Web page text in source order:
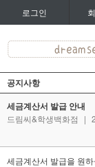
로그인
공지사항
세금계산서 발급 안내
드림씨&학생백화점 |
세금계산서 발급을 원